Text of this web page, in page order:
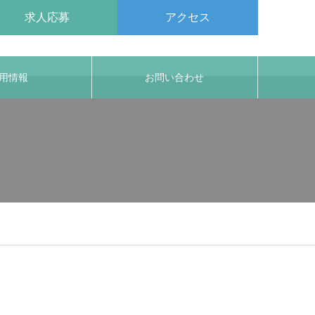
求人応募 アクセス
情報 お問い合わせ